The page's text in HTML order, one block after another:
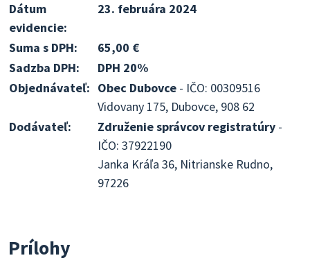
Dátum
evidencie:
23. februára 2024
Suma s DPH:
65,00 €
Sadzba DPH:
DPH 20%
Objednávateľ: Obec Dubovce - IČO: 00309516
Vidovany 175, Dubovce, 908 62
Dodávateľ:
Združenie správcov registratúry -
IČO: 37922190
Janka Kráľa 36, Nitrianske Rudno,
97226
Prílohy